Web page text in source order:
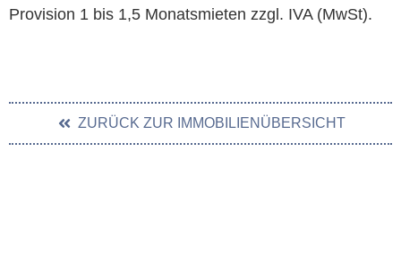
Provision 1 bis 1,5 Monatsmieten zzgl. IVA (MwSt).
ZURÜCK ZUR IMMOBILIENÜBERSICHT